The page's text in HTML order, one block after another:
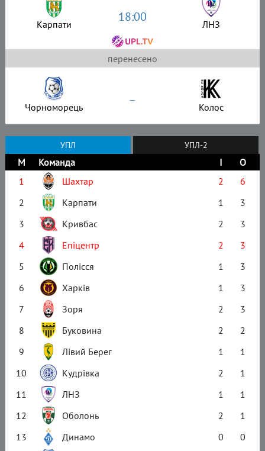
Карпати 18:00 ЛНЗ
перенесено
Чорноморець – Колос
УПЛ УПЛ-2
М Команда І
О
1
Шахтар 2
6
2
Карпати 1
3
3
Кривбас 2
3
4
Епіцентр 2
3
5
Полісся 1
3
6
Харків 1
3
7
Зоря 2
3
8
Буковина 2
2
9
Лівий Берег 1
1
10
Кудрівка 2
1
11
ЛНЗ 1
1
12
Оболонь 2
1
13
Динамо 0
0